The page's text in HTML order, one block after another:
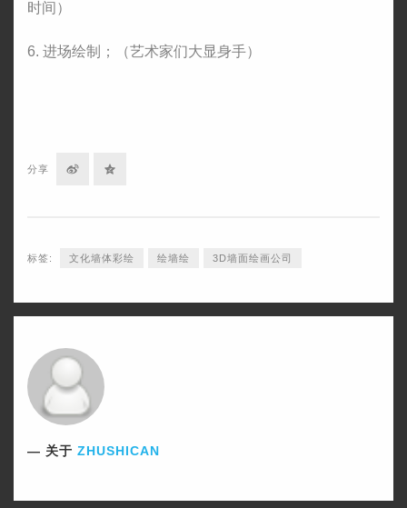
时间）
6. 进场绘制；（艺术家们大显身手）
分享 分
微
博
分
QQ
空
标签: 文化墙体彩绘 绘墙绘 3D墙面绘画公司
关于 ZHUSHICAN